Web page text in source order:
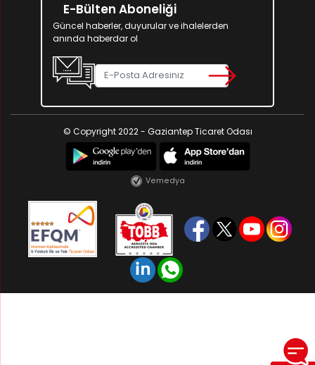
E-Bülten Aboneliği
Güncel haberler, duyurular ve ihalelerden
anında haberdar ol
© Copyright 2022 - Gaziantep Ticaret Odası
Vemedya